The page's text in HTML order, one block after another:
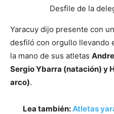
Desfile de la
Yaracuy dijo presente con
desfiló con orgullo llevando
la mano de sus atletas
Sergio Ybarra (natación) y
arco).
Lea también:Atletas